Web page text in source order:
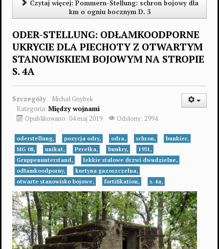
Czytaj więcej: Pommern-Stellung: schron bojowy dla
km o ogniu bocznym D. 3
ODER-STELLUNG: ODŁAMKOODPORNE
UKRYCIE DLA PIECHOTY Z OTWARTYM
STANOWISKIEM BOJOWYM NA STROPIE
S. 4A
Szczegóły
Michał Gnybek
Kategoria: Między wojnami
Opublikowano: 04 maj 2019
Odsłony: 2994
oderstellung, pozycja odry, odra, schron,
bunkier,
MG 08,
unikat, Perełka, bunkry,
1931,
Gruppenunterstand,
lekkie stalowe drzwi dwudzielne,
odłamkoodporny,
kurtyna gazoszczelna,
otwarte stanowisko bojowe,
fortifikation, s. 4a,